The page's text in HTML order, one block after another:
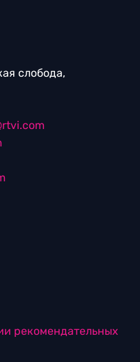
слобода,
рекомендательных